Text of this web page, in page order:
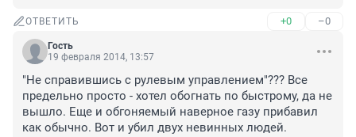
ОТВЕТИТЬ +0 –0
Гость
19 февраля 2014, 13:57
"Не справившись с рулевым управлением"??? Все
предельно просто - хотел обогнать по быстрому, да не
вышло. Еще и обгоняемый наверное газу прибавил
как обычно. Вот и убил двух невинных людей.